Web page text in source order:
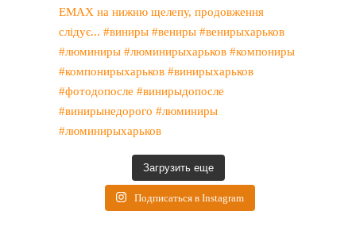
Загрузить еще
Подписаться в Instagram